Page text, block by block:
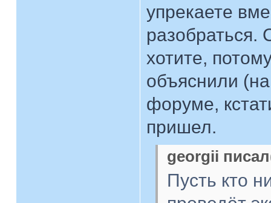
упрекаете
разобраться.
хотите,
объяснили
форуме,
пришел.
georgii
Пусть кто